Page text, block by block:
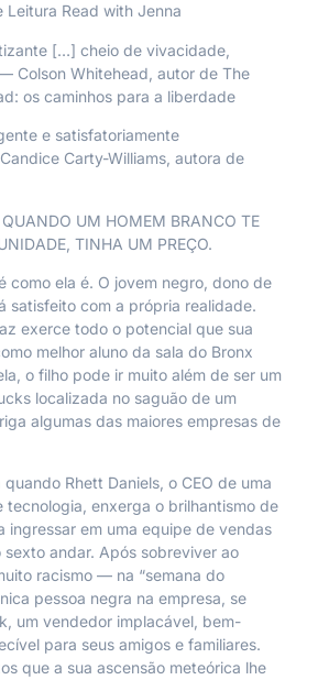
Leitura Read with Jenna
[…] cheio de vivacidade,
Colson Whitehead, autor de The
os caminhos para a liberdade
e satisfatoriamente
Carty-Williams, autora de
UM HOMEM BRANCO TE
TINHA UM PREÇO.
como ela é. O jovem negro, dono de
satisfeito com a própria realidade.
exerce todo o potencial que sua
melhor aluno da sala do Bronx
o filho pode ir muito além de ser um
localizada no saguão de um
algumas das maiores empresas de
Rhett Daniels, o CEO de uma
tecnologia, enxerga o brilhantismo de
ingressar em uma equipe de vendas
andar. Após sobreviver ao
racismo — na “semana do
pessoa negra na empresa, se
um vendedor implacável, bem-
para seus amigos e familiares.
que a sua ascensão meteórica lhe